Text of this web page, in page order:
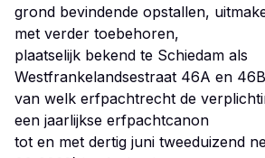
grond bevindende opstallen,
met verder toebehoren,
plaatselijk bekend te Schiedam als
Westfrankelandsestraat 46A en
van welk erfpachtrecht de
een jaarlijkse erfpachtcanon
tot en met dertig juni tweeduizend